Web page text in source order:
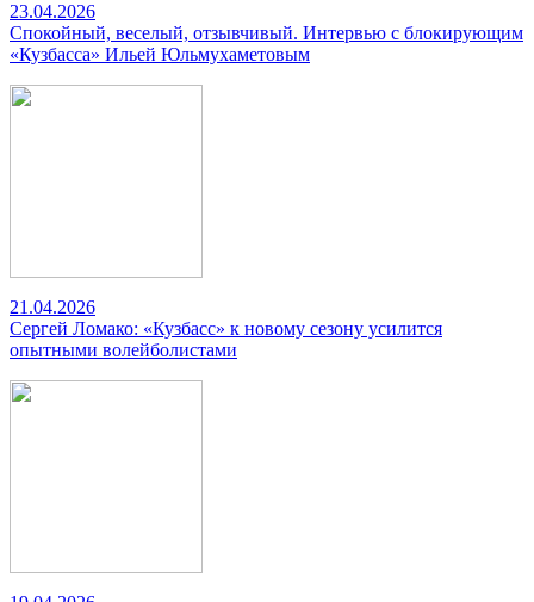
23.04.2026
Спокойный, веселый, отзывчивый. Интервью с блокирующим
«Кузбасса» Ильей Юльмухаметовым
21.04.2026
Сергей Ломако: «Кузбасс» к новому сезону усилится
опытными волейболистами